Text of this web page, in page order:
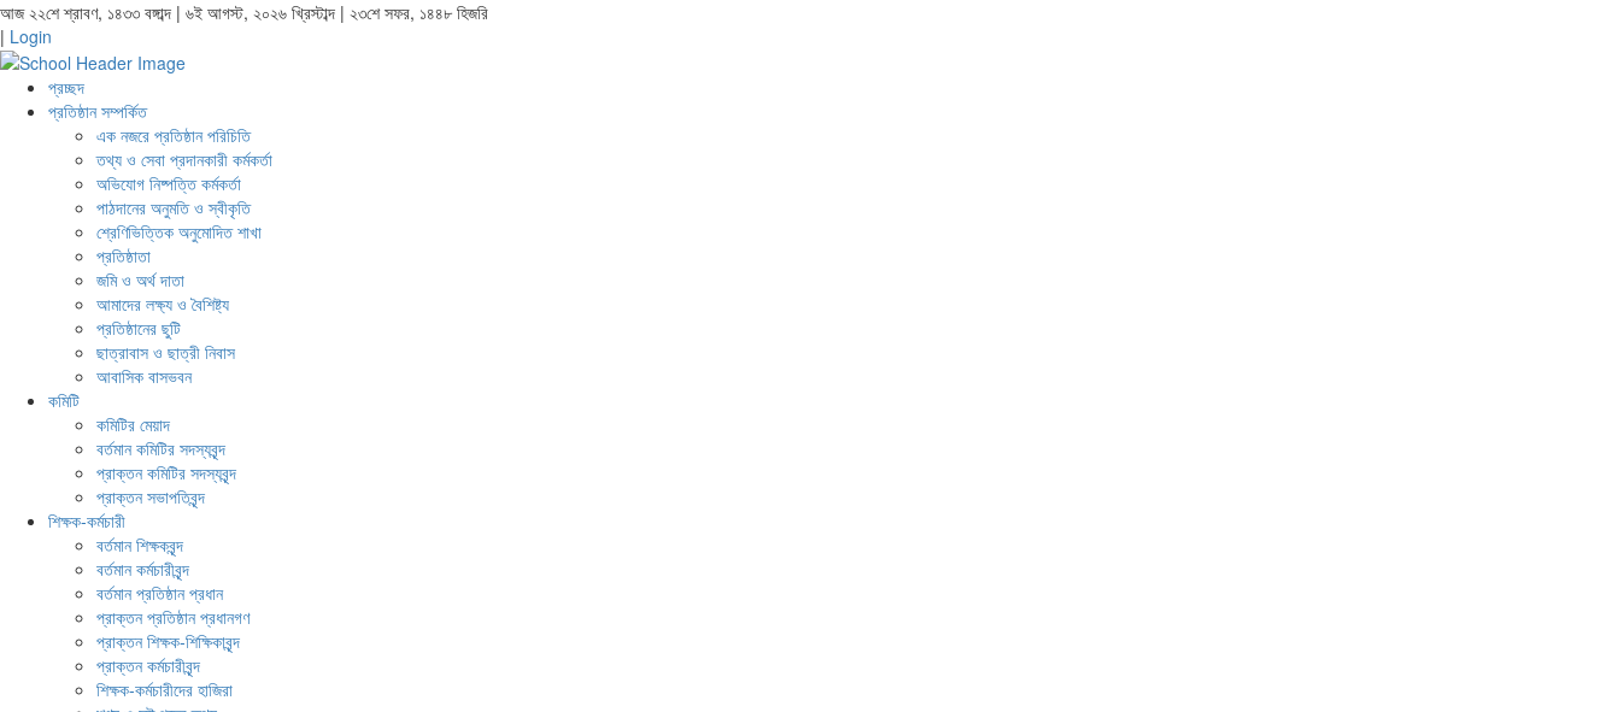
আজ ২২শে শ্রাবণ, ১৪৩৩ বঙ্গাব্দ | ৬ই আগস্ট, ২০২৬ খ্রিস্টাব্দ | ২৩শে সফর, ১৪৪৮ হিজরি
| Login
প্রচ্ছদ
প্রতিষ্ঠান সম্পর্কিত
এক নজরে প্রতিষ্ঠান পরিচিতি
তথ্য ও সেবা প্রদানকারী কর্মকর্তা
অভিযোগ নিষ্পত্তি কর্মকর্তা
পাঠদানের অনুমতি ও স্বীকৃতি
শ্রেণিভিত্তিক অনুমোদিত শাখা
প্রতিষ্ঠাতা
জমি ও অর্থ দাতা
আমাদের লক্ষ্য ও বৈশিষ্ট্য
প্রতিষ্ঠানের ছুটি
ছাত্রাবাস ও ছাত্রী নিবাস
আবাসিক বাসভবন
কমিটি
কমিটির মেয়াদ
বর্তমান কমিটির সদস্যবৃন্দ
প্রাক্তন কমিটির সদস্যবৃন্দ
প্রাক্তন সভাপতিবৃন্দ
শিক্ষক-কর্মচারী
বর্তমান শিক্ষকবৃন্দ
বর্তমান কর্মচারীবৃন্দ
বর্তমান প্রতিষ্ঠান প্রধান
প্রাক্তন প্রতিষ্ঠান প্রধানগণ
প্রাক্তন শিক্ষক-শিক্ষিকাবৃন্দ
প্রাক্তন কর্মচারীবৃন্দ
শিক্ষক-কর্মচারীদের হাজিরা